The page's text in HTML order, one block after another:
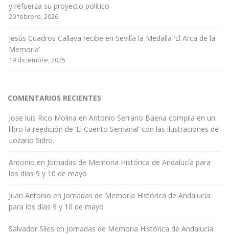
y refuerza su proyecto político
20 febrero, 2026
Jesús Cuadros Callava recibe en Sevilla la Medalla ‘El Arca de la
Memoria’
19 diciembre, 2025
COMENTARIOS RECIENTES
Jose luis Rico Molina en Antonio Serrano Baena compila en un
libro la reedición de ‘El Cuento Semanal’ con las ilustraciones de
Lozano Sidro.
Antonio en Jornadas de Memoria Histórica de Andalucía para
los días 9 y 10 de mayo
Juan Antonio en Jornadas de Memoria Histórica de Andalucía
para los días 9 y 10 de mayo
Salvador Siles en Jornadas de Memoria Histórica de Andalucía